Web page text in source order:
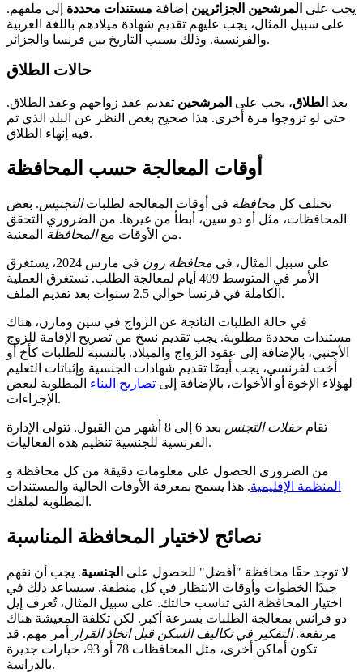
يجب على المرشحين الجزائريين إضافة مستندات محددة إلى ملفهم.
على سبيل المثال، يجب عليهم تقديم شهادة ميلادهم باللغة العربية
والفرنسية. وذلك بسبب التاريخ بين فرنسا والجزائر.
حالات الطلاق
بعد الطلاق، يجب على المرشحين تقديم عقد زواجهم وعقد الطلاق.
حتى لو تزوجوا مرة أخرى. هذا صحيح بغض النظر عن البلد الذي تم
فيه إنهاء الطلاق.
أوقات المعالجة حسب المحافظة
تختلف كل محافظة في أوقات المعالجة لطلباتالتجنيس. بعض
المحافظات، مثل أو دو سين، أبطأ من غيرها. من الضروري التحقق
من الأوقات معالمحافظة المعنية.
على سبيل المثال، في محافظة رون
في مارس 2024، يستغرق
الأمر في المتوسط 409 أيام لمعالجة الطلب. تستغرق العملية
الكاملة في فرنسا حوالي 2.5 سنوات بعد تقديم الملف.
في حالة الطلبات الناتجة عن الزواج في سين ومارن، هناك
مستندات محددة مطلوبة. يجب تقديم نسخ من تصريح الإقامة للزوج
الأجنبي، بالإضافة إلى عقود الزواج والميلاد. بالنسبة للطلبات كأخ أو
أخت لفرنسي، يجب أيضًا تقديم شهادات الجنسية وإثباتات التعليم
لهؤلاء الإخوة أو الأخوات، بالإضافة إلى تصاريح البناء المطلوبة لبعض
الإجراءات.
تقام حفلات التجنس
بعد 6 إلى 8 أشهر من القبول. تتولى الإدارة
الفرنسية للجنسية تنظيم هذه الفعاليات.
من الضروري الحصول على معلومات دقيقة من كل محافظة و
المنظمة الإقليمية. هذا يسمح بمعرفة الأوقات الحالية والمستندات
المطلوبة لملفك.
نصائح لاختيار المحافظة المناسبة
لا توجد حقًا محافظة "أفضل" للحصول على الجنسية. يجب أن نفهم
جيدًا الخطوات وأوقات الانتظار في كل منطقة. سيساعد ذلك في
اختيار المحافظة التي تناسب حالتك. على سبيل المثال، تُعرف إيل
دو فرانس بمعالجة الطلبات بسرعة أكبر. لكن تكلفة المعيشة هناك
مرتفعة.التفكير في تكاليف السكن قبل اتخاذ القرار
أمر مهم. قد
تكون أماكن أخرى، مثل المحافظات 78 أو 93، خيارات جديرة
بالدراسة.